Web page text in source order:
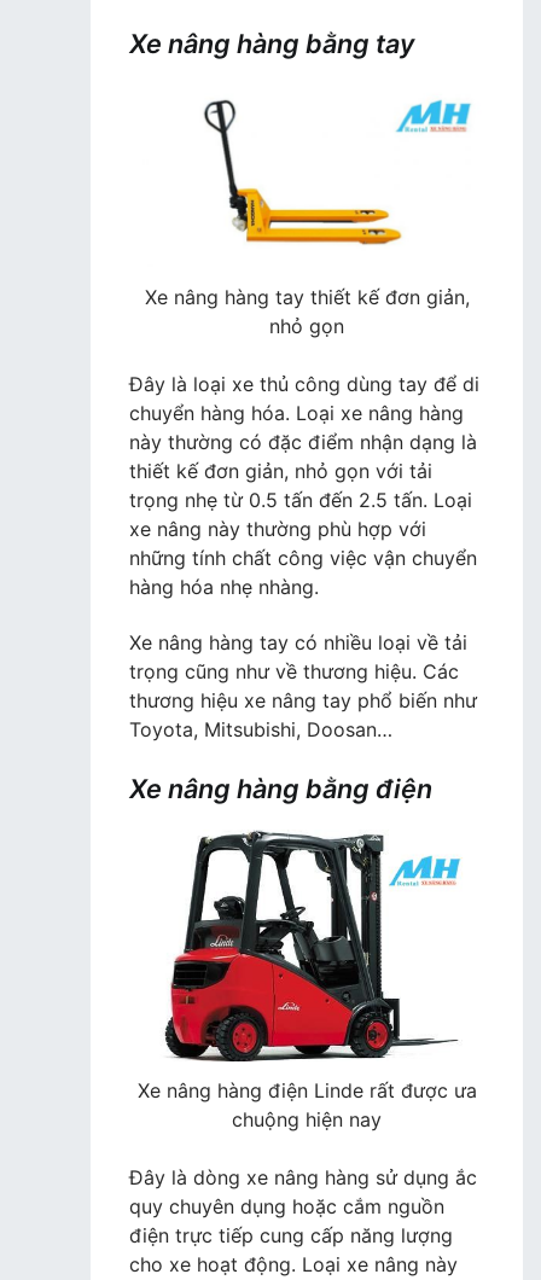
Xe nâng hàng bằng tay
Xe nâng hàng tay thiết kế đơn giản,
nhỏ gọn
Đây là loại xe thủ công dùng tay để di
chuyển hàng hóa. Loại xe nâng hàng
này thường có đặc điểm nhận dạng là
thiết kế đơn giản, nhỏ gọn với tải
trọng nhẹ từ 0.5 tấn đến 2.5 tấn. Loại
xe nâng này thường phù hợp với
những tính chất công việc vận chuyển
hàng hóa nhẹ nhàng.
Xe nâng hàng tay có nhiều loại về tải
trọng cũng như về thương hiệu. Các
thương hiệu xe nâng tay phổ biến như
Toyota, Mitsubishi, Doosan…
Xe nâng hàng bằng điện
Xe nâng hàng điện Linde rất được ưa
chuộng hiện nay
Đây là dòng xe nâng hàng sử dụng ắc
quy chuyên dụng hoặc cắm nguồn
điện trực tiếp cung cấp năng lượng
cho xe hoạt động. Loại xe nâng này